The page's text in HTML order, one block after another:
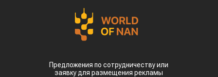
Предложения по сотрудничеству или
заявку для размещения рекламы